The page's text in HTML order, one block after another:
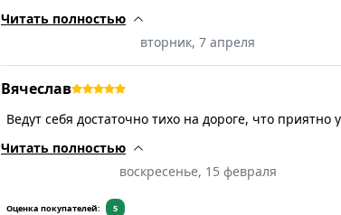
Читать полностью
вторник, 7 апреля
Вячеслав
Ведут себя достаточно тихо на дороге, что приятно
оптимальный выбор для тех, кто ищет
этой ценовой категории — тут всё на уровне, ничем
Читать полностью
воскресенье, 15 февраля
Оценка покупателей: 5